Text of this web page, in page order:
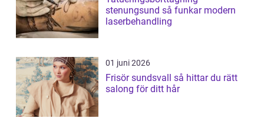
stenungsund så funkar modern
laserbehandling
01 juni 2026
Frisör sundsvall så hittar du rätt
salong för ditt hår